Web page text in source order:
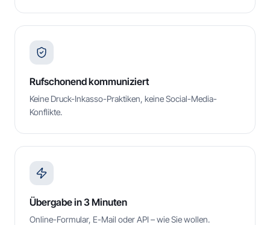
Rufschonend kommuniziert
Keine Druck-Inkasso-Praktiken, keine Social-Media-
Konflikte.
Übergabe in 3 Minuten
Online-Formular, E-Mail oder API – wie Sie wollen.